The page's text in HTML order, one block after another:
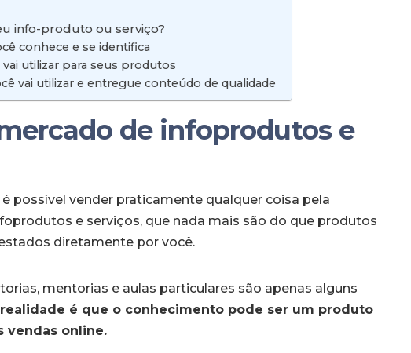
info-produto ou serviço?
conhece e se identifica
utilizar para seus produtos
vai utilizar e entregue conteúdo de qualidade
de infoprodutos e
possível vender praticamente qualquer coisa pela
e serviços, que nada mais são do que produtos
diretamente por você.
mentorias e aulas particulares são apenas alguns
é que o conhecimento pode ser um produto
vendas online.